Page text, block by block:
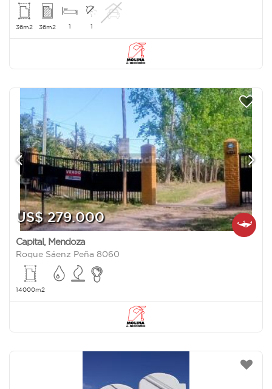
36m2 36m2 1 1
US$ 279.000
Capital, Mendoza
Roque Sáenz Peña 8060
14000m2